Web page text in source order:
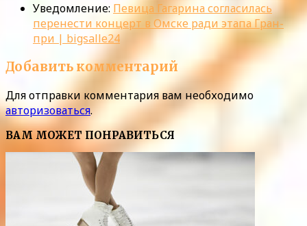
Уведомление: Певица Гагарина согласилась
перенести концерт в Омске ради этапа Гран-
при | bigsalle24
Добавить комментарий
Для отправки комментария вам необходимо
авторизоваться.
ВАМ МОЖЕТ ПОНРАВИТЬСЯ